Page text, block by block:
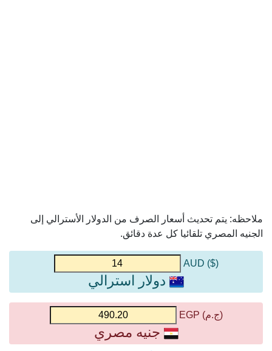
ملاحظه: يتم تحديث أسعار الصرف من الدولار الأسترالي إلى
الجنيه المصري تلقائيا كل عدة دقائق.
($) AUD
دولار استرالي
(ج.م) EGP
جنيه مصري